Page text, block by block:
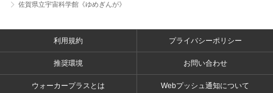
佐賀県立宇宙科学館《ゆめぎんが》
利用規約 プライバシーポリシー
推奨環境 お問い合わせ
ウォーカープラスとは Webプッシュ通知について